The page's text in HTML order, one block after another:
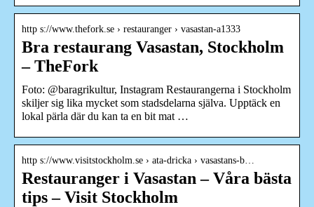
http s://www.thefork.se › restauranger › vasastan-a1333
Bra restaurang Vasastan, Stockholm
– TheFork
Foto: @baragrikultur, Instagram Restaurangerna i Stockholm
skiljer sig lika mycket som stadsdelarna själva. Upptäck en
lokal pärla där du kan ta en bit mat …
http s://www.visitstockholm.se › ata-dricka › vasastans-b…
Restauranger i Vasastan – Våra bästa
tips – Visit Stockholm